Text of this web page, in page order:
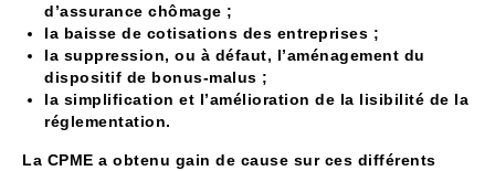
d’assurance chômage ;
la baisse de cotisations des entreprises ;
la suppression, ou à défaut, l’aménagement du
dispositif de bonus-malus ;
la simplification et l’amélioration de la lisibilité de la
réglementation.
La CPME a obtenu gain de cause sur ces différents